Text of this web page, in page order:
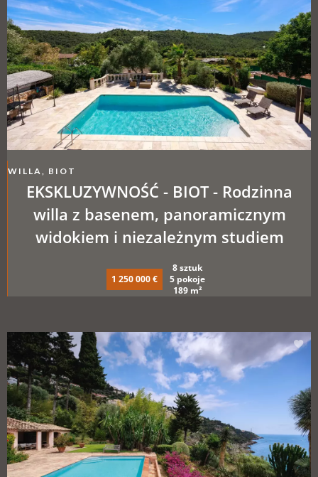
WILLA, BIOT
EKSKLUZYWNOŚĆ - BIOT - Rodzinna
willa z basenem, panoramicznym
widokiem i niezależnym studiem
1 250 000 €
8 sztuk
5 pokoje
189 m²